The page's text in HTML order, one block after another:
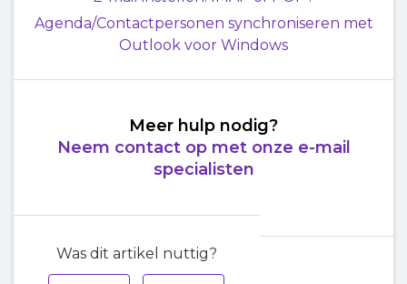
Agenda/Contactpersonen synchroniseren met
Outlook voor Windows
Meer hulp nodig?
Neem contact op met onze e-mail
specialisten
Was dit artikel nuttig?